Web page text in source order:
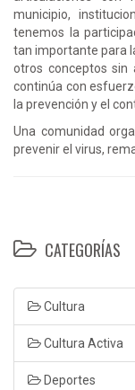
municipio,
tenemos la
tan importante para
otros conceptos sin
continúa con
la prevención y el
Una comunidad
prevenir el virus,
CATEGORÍAS
Cultura
Cultura Activa
Deportes